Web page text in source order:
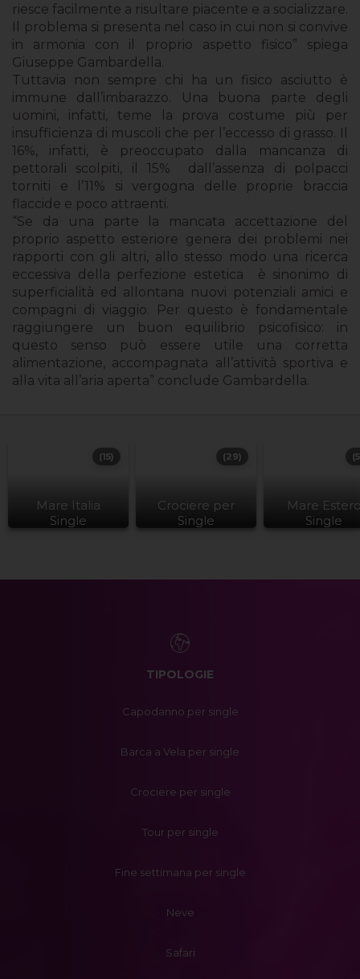
riesce facilmente a risultare piacente e a socializzare.
Il problema si presenta nel caso in cui non si convive
in armonia con il proprio aspetto fisico” spiega
Giuseppe Gambardella.
Tuttavia non sempre chi ha un fisico asciutto è
immune dall’imbarazzo. Una buona parte degli
uomini, infatti, teme la prova costume più per
insufficienza di muscoli che per l’eccesso di grasso. Il
16%, infatti, è preoccupato dalla mancanza di
pettorali scolpiti, il 15% dall’assenza di polpacci
torniti e l’11% si vergogna delle proprie braccia
flaccide e poco attraenti.
“Se da una parte la mancata accettazione del
proprio aspetto esteriore genera dei problemi nei
rapporti con gli altri, allo stesso modo una ricerca
eccessiva della perfezione estetica è sinonimo di
superficialità ed allontana nuovi potenziali amici e
compagni di viaggio. Per questo è fondamentale
raggiungere un buon equilibrio psicofisico: in
questo senso può essere utile una corretta
alimentazione, accompagnata all’attività sportiva e
alla vita all’aria aperta” conclude Gambardella.
Mare Italia
Single
(15)
Crociere per
Single
(29)
Mare
Single
TIPOLOGIE
Capodanno per single
Barca a Vela per single
Crociere per single
Tour per single
Fine settimana per single
Neve
Safari